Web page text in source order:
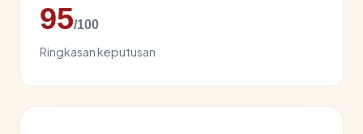
95/100
Ringkasan keputusan